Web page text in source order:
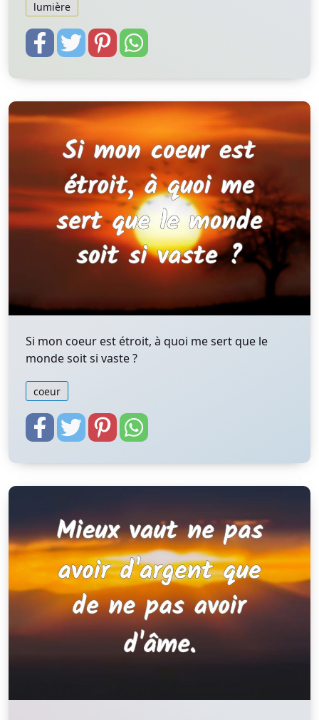
lumière
Si mon coeur est étroit, à quoi me sert que le
monde soit si vaste ?
coeur